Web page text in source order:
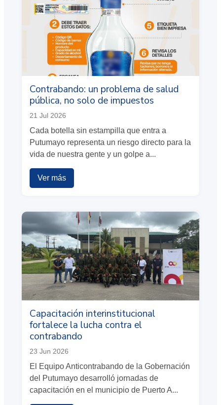
Contrabando: un problema de salud
pública, no solo de impuestos
21 Jul 2026
Cada botella sin estampilla que entra a
Putumayo representa un riesgo directo para la
vida de nuestra gente y un golpe a...
Ver más
Capacitación interinstitucional
fortalece la lucha contra el
contrabando
23 Jun 2026
El Equipo Anticontrabando de la Gobernación
del Putumayo desarrolló jornadas de
capacitación en el municipio de Puerto A...